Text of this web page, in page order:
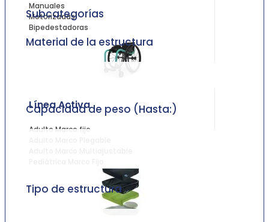
Manuales
Motorizadas
Bipedestadoras
Línea Activa
Adulto Marco fijo
Subcategorías
Material de la estructura
Capacidad de peso (Hasta:)
Tipo de estructura